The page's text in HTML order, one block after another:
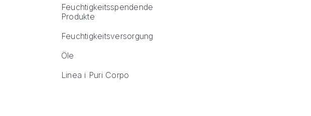
Feuchtigkeitsspendende
Produkte
Feuchtigkeitsversorgung
Öle
Linea i Puri Corpo